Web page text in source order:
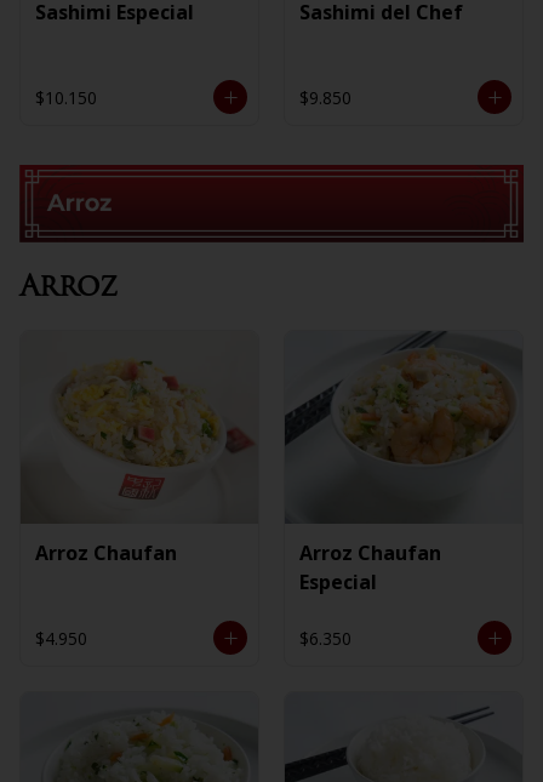
Sashimi Especial
$10.150
Sashimi del Chef
$9.850
Arroz
Arroz Chaufan
$4.950
Arroz Chaufan
Especial
$6.350